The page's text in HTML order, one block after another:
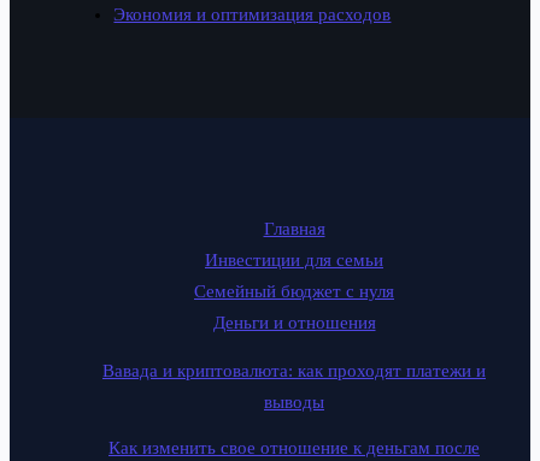
Экономия и оптимизация расходов
Главная
Инвестиции для семьи
Семейный бюджет с нуля
Деньги и отношения
Вавада и криптовалюта: как проходят платежи и
выводы
Как изменить свое отношение к деньгам после